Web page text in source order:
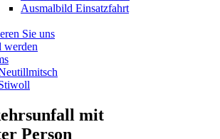
Ausmalbild Einsatzfahrt
Sie uns
werden
mit
Person